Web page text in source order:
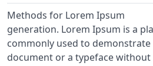
Methods for Lorem Ipsum
generation. Lorem Ipsum is a
commonly used to
document or a typeface